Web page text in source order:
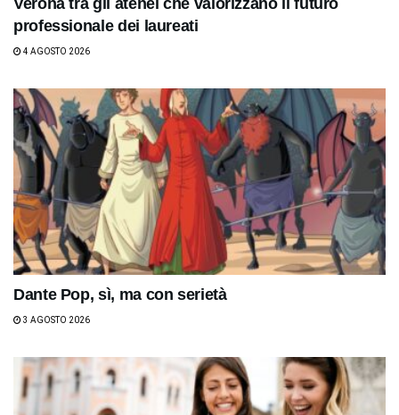
professionale dei laureati
4 AGOSTO 2026
Dante Pop, sì, ma con serietà
3 AGOSTO 2026